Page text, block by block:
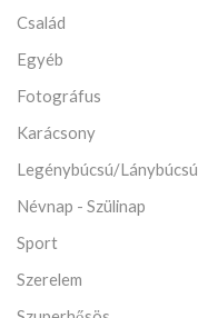
Család
Egyéb
Fotográfus
Karácsony
Legénybúcsú/Lánybúcsú
Névnap - Szülinap
Sport
Szerelem